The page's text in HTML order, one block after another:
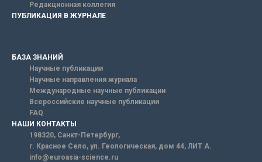
Редакционная коллегия
ПУБЛИКАЦИЯ В ЖУРНАЛЕ
БАЗА ЗНАНИЙ
Научные публикации
Научные направления журнала
Международные научные публикации
Всероссийские научные публикации
FAQ
НАШИ КОНТАКТЫ
198320, Санкт-Петербург,
г. Красное Село, ул. Геологическая, дом 44, ЛИТ А.
info@euroasia-science.ru